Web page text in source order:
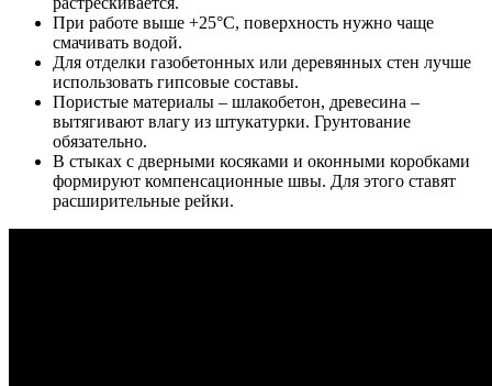
При работе выше +25°С, поверхность нужно чаще
смачивать водой.
Для отделки газобетонных или деревянных стен лучше
использовать гипсовые составы.
Пористые материалы – шлакобетон, древесина –
вытягивают влагу из штукатурки. Грунтование
обязательно.
В стыках с дверными косяками и оконными коробками
формируют компенсационные швы. Для этого ставят
расширительные рейки.